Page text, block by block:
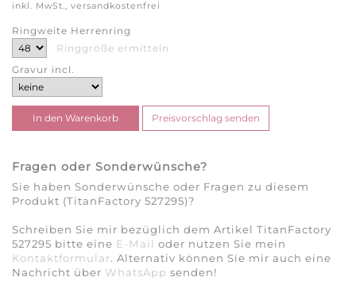
inkl. MwSt., versandkostenfrei
Ringweite Herrenring
Ringgröße ermitteln
Gravur incl.
Fragen oder Sonderwünsche?
Sie haben Sonderwünsche oder Fragen zu diesem
Produkt (TitanFactory 527295)?
Schreiben Sie mir bezüglich dem Artikel TitanFactory
527295 bitte eine E-Mail oder nutzen Sie mein
Kontaktformular. Alternativ können Sie mir auch eine
Nachricht über WhatsApp senden!